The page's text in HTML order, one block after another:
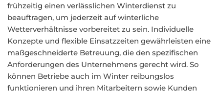
frühzeitig einen verlässlichen Winterdienst zu
beauftragen, um jederzeit auf winterliche
Wetterverhältnisse vorbereitet zu sein. Individuelle
Konzepte und flexible Einsatzzeiten gewährleisten eine
maßgeschneiderte Betreuung, die den spezifischen
Anforderungen des Unternehmens gerecht wird. So
können Betriebe auch im Winter reibungslos
funktionieren und ihren Mitarbeitern sowie Kunden